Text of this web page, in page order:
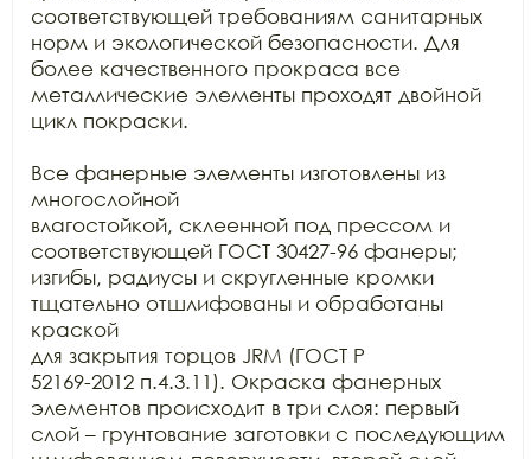
соответствующей требованиям санитарных
норм и экологической безопасности. Для
более качественного прокраса все
металлические элементы проходят двойной
цикл покраски.
Все фанерные элементы изготовлены из
многослойной
влагостойкой, склеенной под прессом и
соответствующей ГОСТ 30427-96 фанеры;
изгибы, радиусы и скругленные кромки
тщательно отшлифованы и обработаны
краской
для закрытия торцов JRM (ГОСТ Р
52169-2012 п.4.3.11). Окраска фанерных
элементов происходит в три слоя: первый
слой – грунтование заготовки с последующим